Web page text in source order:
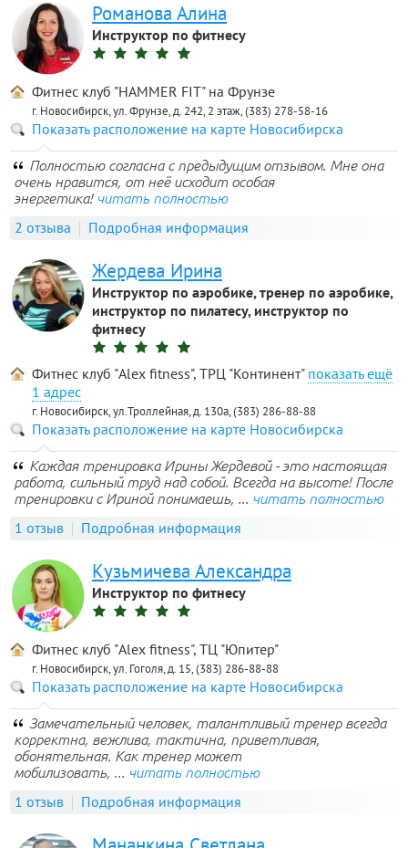
Романова Алина
Инструктор по фитнесу
Фитнес клуб "HAMMER FIT" на Фрунзе
г. Новосибирск, ул. Фрунзе, д. 242, 2 этаж, (383) 278-58-16
Показать расположение на карте Новосибирска
Полностью согласна с предыдущим отзывом. Мне она
очень нравится, от неё исходит особая
энергетика! читать полностью
2 отзыва Подробная информация
Жердева Ирина
Инструктор по аэробике, тренер по аэробике,
инструктор по пилатесу, инструктор по
фитнесу
Фитнес клуб "Alex fitness", ТРЦ "Континент"
1 адрес
г. Новосибирск, ул.Троллейная, д. 130а, (383) 286-88-88
Показать расположение на карте Новосибирска
Каждая тренировка Ирины Жердевой - это настоящая
работа, сильный труд над собой. Всегда на высоте! После
тренировки с Ириной понимаешь, ... читать полностью
1 отзыв Подробная информация
Кузьмичева Александра
Инструктор по фитнесу
Фитнес клуб "Alex fitness", ТЦ "Юпитер"
г. Новосибирск, ул. Гоголя, д. 15, (383) 286-88-88
Показать расположение на карте Новосибирска
Замечательный человек, талантливый тренер всегда
корректна, вежлива, тактична, приветливая,
обонятельная. Как тренер может
мобилизовать, ... читать полностью
1 отзыв Подробная информация